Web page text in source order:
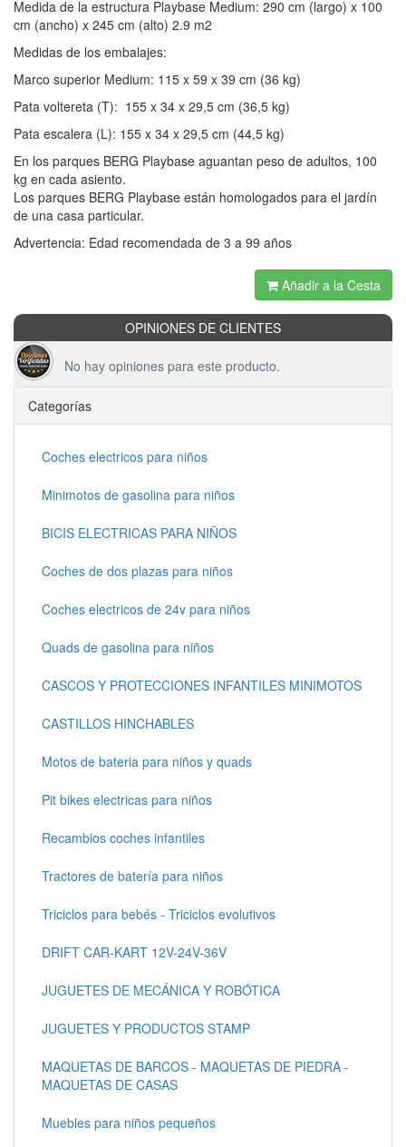
Medida de la estructura Playbase Medium: 290 cm (largo) x 100
cm (ancho) x 245 cm (alto) 2.9 m2
Medidas de los embalajes:
Marco superior Medium: 115 x 59 x 39 cm (36 kg)
Pata voltereta (T): 155 x 34 x 29,5 cm (36,5 kg)
Pata escalera (L): 155 x 34 x 29,5 cm (44,5 kg)
En los parques BERG Playbase aguantan peso de adultos, 100
kg en cada asiento.
Los parques BERG Playbase están homologados para el jardín
de una casa particular.
Advertencia: Edad recomendada de 3 a 99 años
Añadir a la Cesta
OPINIONES DE CLIENTES
No hay opiniones para este producto.
Categorías
Coches electricos para niños
Minimotos de gasolina para niños
BICIS ELECTRICAS PARA NIÑOS
Coches de dos plazas para niños
Coches electricos de 24v para niños
Quads de gasolina para niños
CASCOS Y PROTECCIONES INFANTILES MINIMOTOS
CASTILLOS HINCHABLES
Motos de bateria para niños y quads
Pit bikes electricas para niños
Recambios coches infantiles
Tractores de batería para niños
Triciclos para bebés - Triciclos evolutivos
DRIFT CAR-KART 12V-24V-36V
JUGUETES DE MECÁNICA Y ROBÓTICA
JUGUETES Y PRODUCTOS STAMP
MAQUETAS DE BARCOS - MAQUETAS DE PIEDRA -
MAQUETAS DE CASAS
Muebles para niños pequeños